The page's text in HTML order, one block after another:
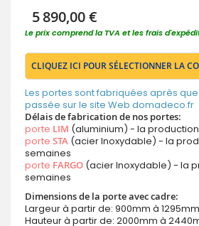
5 890,00 €
Le prix comprend la TVA et les frais
CLIQUEZ ICI POUR SÉLECTIONNER LA
Les portes sont fabriquées après
passée sur le site Web domadeco.fr
Délais de fabrication de nos portes:
porte LIM (aluminium) - la
porte STA (acier Inoxydable) - la
semaines
porte FARGO (acier Inoxydable) - la
semaines
Dimensions de la porte avec cadre:
Largeur à partir de: 900mm à 1295mm
Hauteur à partir de: 2000mm à